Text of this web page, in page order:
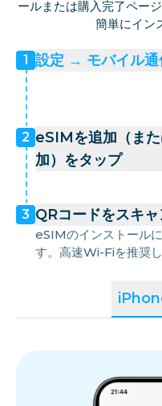
ールまたは購入完了ペー
簡単にイン
1 設定 → モバイル通
2 eSIMを追加（ま
加）をタップ
3 QRコードをスキ
eSIMのインストール
す。高速Wi-Fiを推奨し